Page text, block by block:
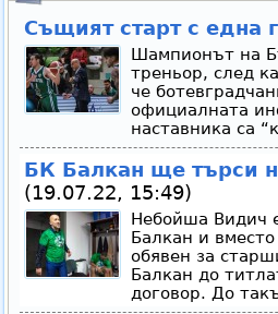
Същият старт с една
Шампионът на
треньор, след
че
официалната
наставника са
БК Балкан ще търси
(19.07.22, 15:49)
Небойша Видич
Балкан и
обявен за
Балкан до
договор. До